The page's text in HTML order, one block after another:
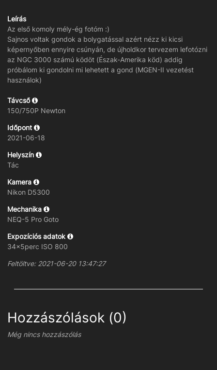
Leírás
Az első komoly mély-ég fotóm :)
Sajnos voltak gondok a bolygatással azért nézz ki kicsi
képernyőben ennyire csúnyán, de újholdkor tervezem lefotózni
az NGC 3000 számú ködöt (Észak-Amerika köd) addig
próbálom ki gondolni mi lehetett a gond (MGEN-II vezetést
használok)
Távcső
150/750P Newton
Időpont
2021-06-18
Helyszín
Tác
Kamera
Nikon D5300
Mechanika
NEQ-5 Pro Goto
Expozíciós adatok
34x5perc ISO 800
Feltöltve: 2021-06-20 13:47:27
Hozzászólások (0)
Még nincs hozzászólás